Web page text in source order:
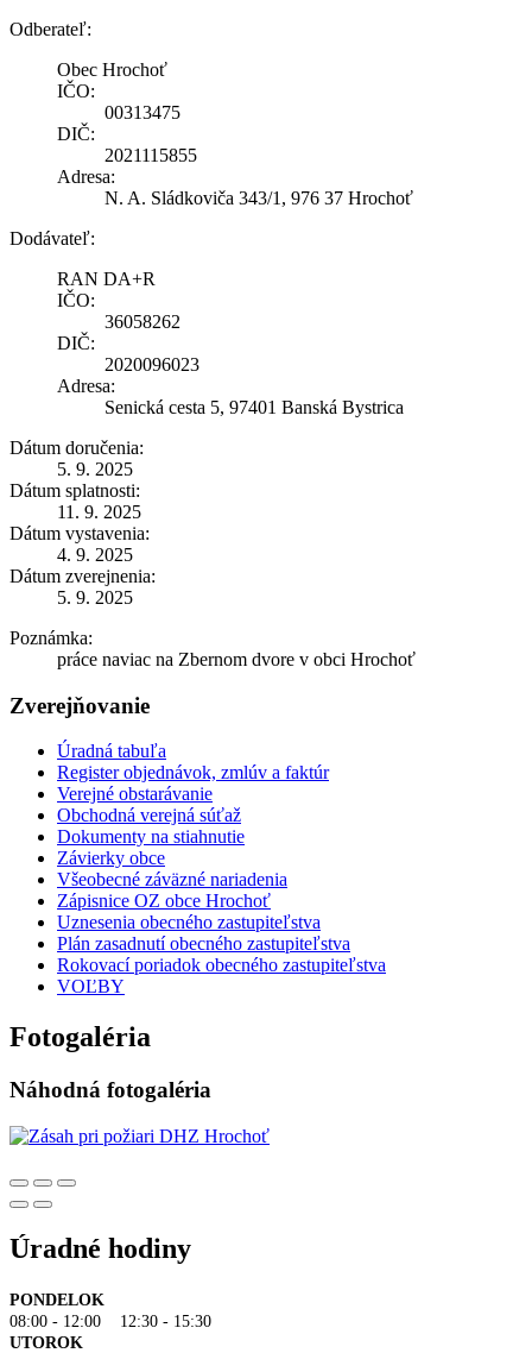
Odberateľ:
Obec Hrochoť
IČO:
00313475
DIČ:
2021115855
Adresa:
N. A. Sládkoviča 343/1, 976 37 Hrochoť
Dodávateľ:
RAN DA+R
IČO:
36058262
DIČ:
2020096023
Adresa:
Senická cesta 5, 97401 Banská Bystrica
Dátum doručenia:
5. 9. 2025
Dátum splatnosti:
11. 9. 2025
Dátum vystavenia:
4. 9. 2025
Dátum zverejnenia:
5. 9. 2025
Poznámka:
práce naviac na Zbernom dvore v obci Hrochoť
Zverejňovanie
Úradná tabuľa
Register objednávok, zmlúv a faktúr
Verejné obstarávanie
Obchodná verejná súťaž
Dokumenty na stiahnutie
Závierky obce
Všeobecné záväzné nariadenia
Zápisnice OZ obce Hrochoť
Uznesenia obecného zastupiteľstva
Plán zasadnutí obecného zastupiteľstva
Rokovací poriadok obecného zastupiteľstva
VOĽBY
Fotogaléria
Náhodná fotogaléria
Úradné hodiny
PONDELOK
08:00 - 12:00 12:30 - 15:30
UTOROK